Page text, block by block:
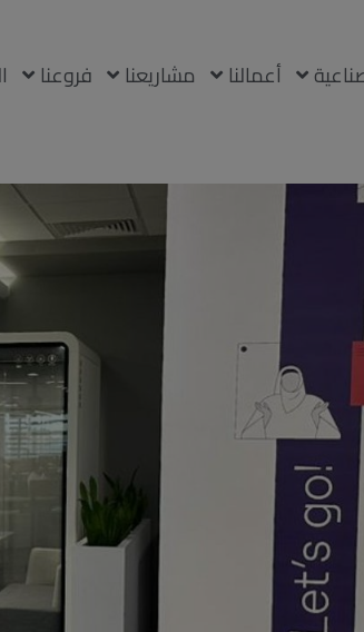
أعمالنا مشاريعنا فروعنا